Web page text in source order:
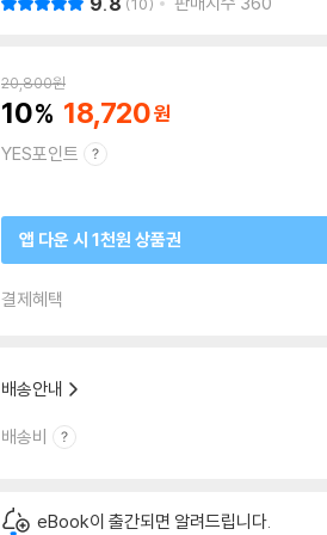
20,800원
10 18,720
YES포인트
앱 다운 시 1천원 상품권
결제혜택
배송안내
배송비
eBook이 출간되면 알려드립니다.